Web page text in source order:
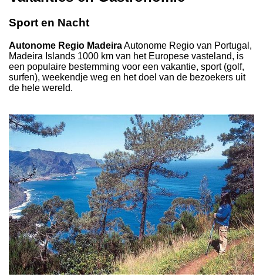
Sport en Nacht
Autonome Regio MadeiraAutonome Regio van Portugal,
Madeira Islands 1000 km van het Europese vasteland, is
een populaire bestemming voor een vakantie, sport (golf,
surfen), weekendje weg en het doel van de bezoekers uit
de hele wereld.